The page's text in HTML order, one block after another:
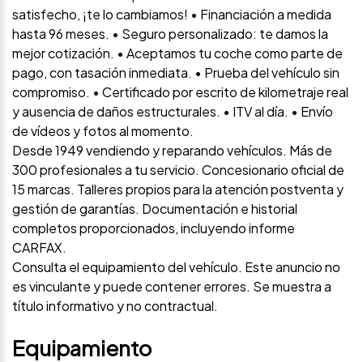
satisfecho, ¡te lo cambiamos! • Financiación a medida
hasta 96 meses. • Seguro personalizado: te damos la
mejor cotización. • Aceptamos tu coche como parte de
pago, con tasación inmediata. • Prueba del vehículo sin
compromiso. • Certificado por escrito de kilometraje real
y ausencia de daños estructurales. • ITV al día. • Envío
de vídeos y fotos al momento.
Desde 1949 vendiendo y reparando vehículos. Más de
300 profesionales a tu servicio. Concesionario oficial de
15 marcas. Talleres propios para la atención postventa y
gestión de garantías. Documentación e historial
completos proporcionados, incluyendo informe
CARFAX.
Consulta el equipamiento del vehículo. Este anuncio no
es vinculante y puede contener errores. Se muestra a
título informativo y no contractual.
Equipamiento